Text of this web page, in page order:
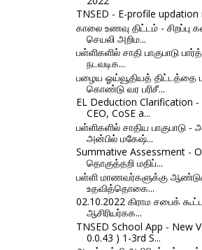
TNSED - E-profile updation
காலை உணவு திட்டம் - சிறப்பு
செயலி அறிம...
பள்ளிகளில் சாதி பாகுபாடு
நடவடிக...
பழைய ஓய்வூதியத் திட்டத்தை
கொண்டு வர பரிசீ...
EL Deduction Clarification
CEO, CoSE a...
பள்ளிகளில் சாதிய பாகுபாடு
அன்பில் மகேஷ்...
Summative Assessment -
தொகுத்தறி மதிப்...
பள்ளி மாணவர்களுக்கு
உதவித்தொகை...
02.10.2022 கிராம சபைக்
ஆசிரியர்கக...
TNSED School App - New
0.0.43 ) 1-3rd S...